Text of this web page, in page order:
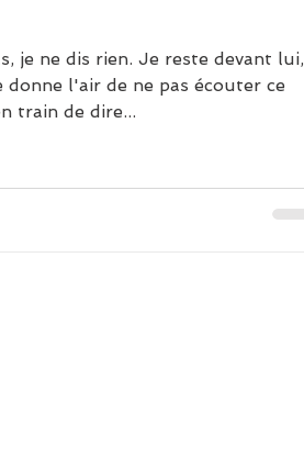
je ne dis rien. Je reste devant lui,
donne l'air de ne pas écouter ce
train de dire...